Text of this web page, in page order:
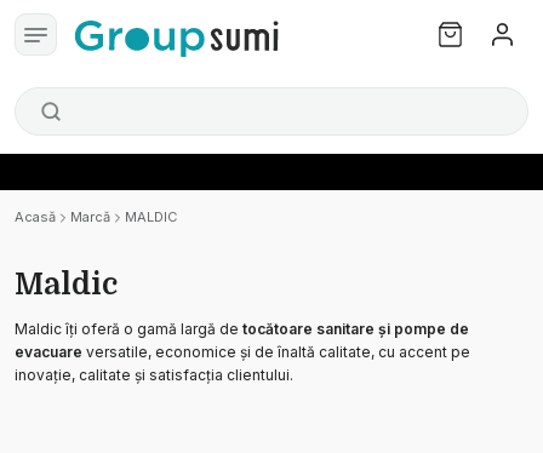
Acasă Marcă MALDIC
Maldic
Maldic îți oferă o gamă largă de tocătoare sanitare și pompe de
evacuare versatile, economice și de înaltă calitate, cu accent pe
inovație, calitate și satisfacția clientului.